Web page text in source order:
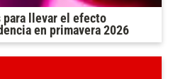
para llevar el efecto
en primavera 2026